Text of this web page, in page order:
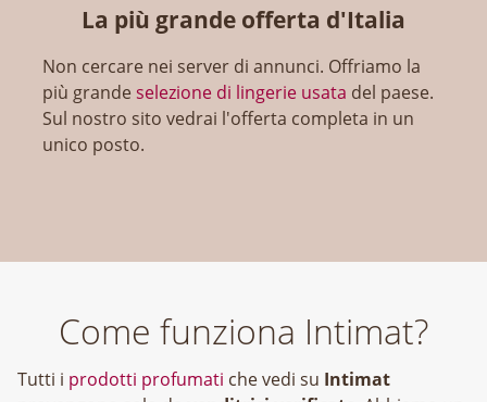
La più grande offerta d'Italia
Non cercare nei server di annunci. Offriamo la
più grandeselezione di lingerie usata del paese.
Sul nostro sito vedrai l'offerta completa in un
unico posto.
Come funziona Intimat?
Tutti i prodotti profumati che vedi su Intimat